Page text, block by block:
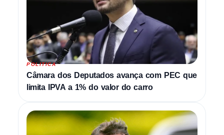
POLITICA
Câmara dos Deputados avança com PEC que
limita IPVA a 1% do valor do carro